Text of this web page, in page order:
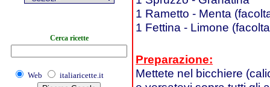
Cerca ricette
Web italiaricette.it
1 Rametto - Menta
1 Fettina - Limone
Preparazione:
Mettete nel bicchiere